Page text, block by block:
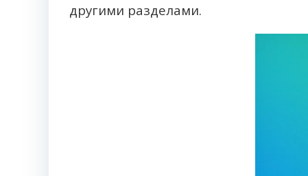
другими разделами.